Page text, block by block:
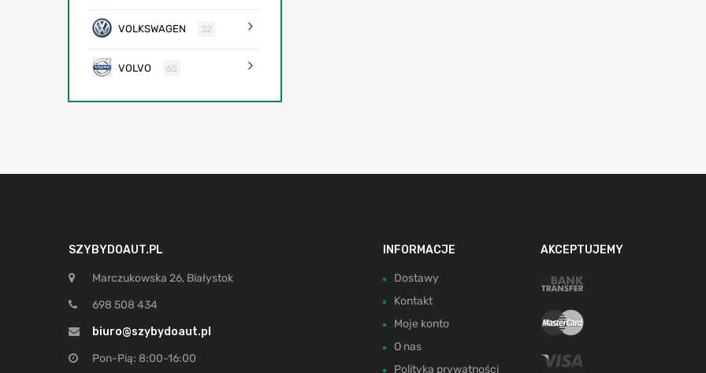
VOLKSWAGEN 32
VOLVO 65
SZYBYDOAUT.PL
Marczukowska 26, Białystok
698 508 434
biuro@szybydoaut.pl
Pon-Pią: 8:00-16:00
INFORMACJE
Dostawy
Kontakt
Moje konto
O nas
Polityka prywatności
AKCEPTUJEMY